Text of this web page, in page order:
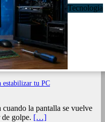
Tecnologia
estabilizar tu PC
la pantalla se vuelve
golpe. […]